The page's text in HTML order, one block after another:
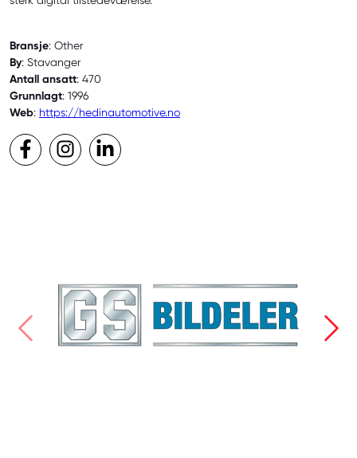
Bransje: Other
By: Stavanger
Antall ansatt: 470
Grunnlagt: 1996
Web: https://hedinautomotive.no
Facebook
Instagram
LinkedIn